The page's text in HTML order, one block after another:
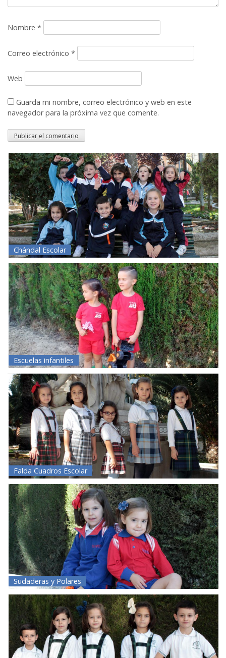
Nombre *
Correo electrónico *
Web
Guarda mi nombre, correo electrónico y web en este
navegador para la próxima vez que comente.
Chándal Escolar
Escuelas infantiles
Falda Cuadros Escolar
Sudaderas y Polares